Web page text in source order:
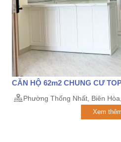
CĂN HỘ 62m2 CHUNG CƯ
Phường Thống Nhất, Biên
Xem